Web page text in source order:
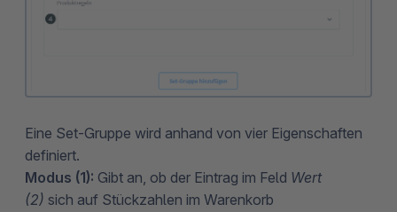
Eine Set-Gruppe wird anhand von vier Eigenschaften
definiert.
Modus (1): Gibt an, ob der Eintrag im Feld Wert
(2) sich auf Stückzahlen im Warenkorb